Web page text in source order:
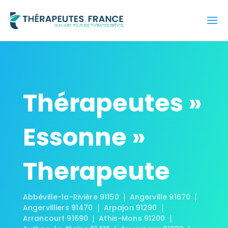
Thérapeutes »
Essonne »
Therapeute
Abbéville-la-Rivière 91150
Angerville 91670
Angervilliers 91470
Arpajon 91290
Arrancourt 91690
Athis-Mons 91200